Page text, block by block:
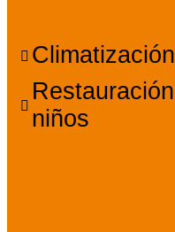
Climatización
Restauración
niños